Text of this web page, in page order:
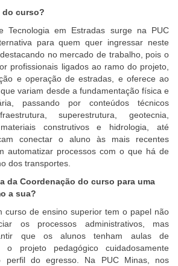
do curso?
Tecnologia em Estradas surge na PUC
para quem quer ingressar neste
no mercado de trabalho, pois o
profissionais ligados ao ramo do projeto,
e operação de estradas, e oferece ao
variam desde a fundamentação física e
passando por conteúdos técnicos
superestrutura, geotecnia,
materiais construtivos e hidrologia, até
conectar o aluno às mais recentes
automatizar processos com o que há de
dos transportes.
da Coordenação do curso para uma
a sua?
curso de ensino superior tem o papel não
os processos administrativos, mas
que os alunos tenham aulas de
o projeto pedagógico cuidadosamente
perfil do egresso. Na PUC Minas, nos